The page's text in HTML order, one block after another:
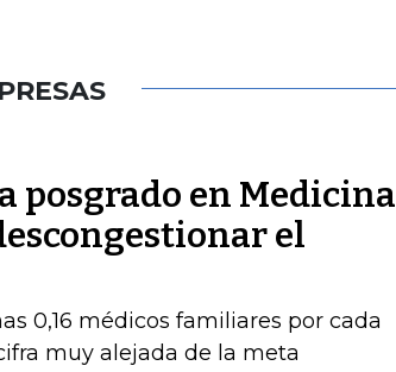
posgrado en Medicina
el
0,16 médicos familiares por cada
muy alejada de la meta